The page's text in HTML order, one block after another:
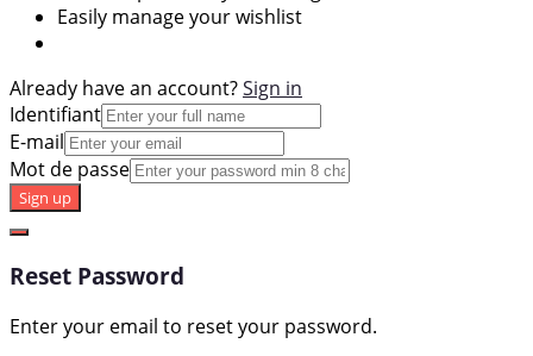
Easily manage your wishlist
Already have an account?Sign in
Identifiant
E-mail
Mot de passe
Sign up
Reset Password
Enter your email to reset your password.